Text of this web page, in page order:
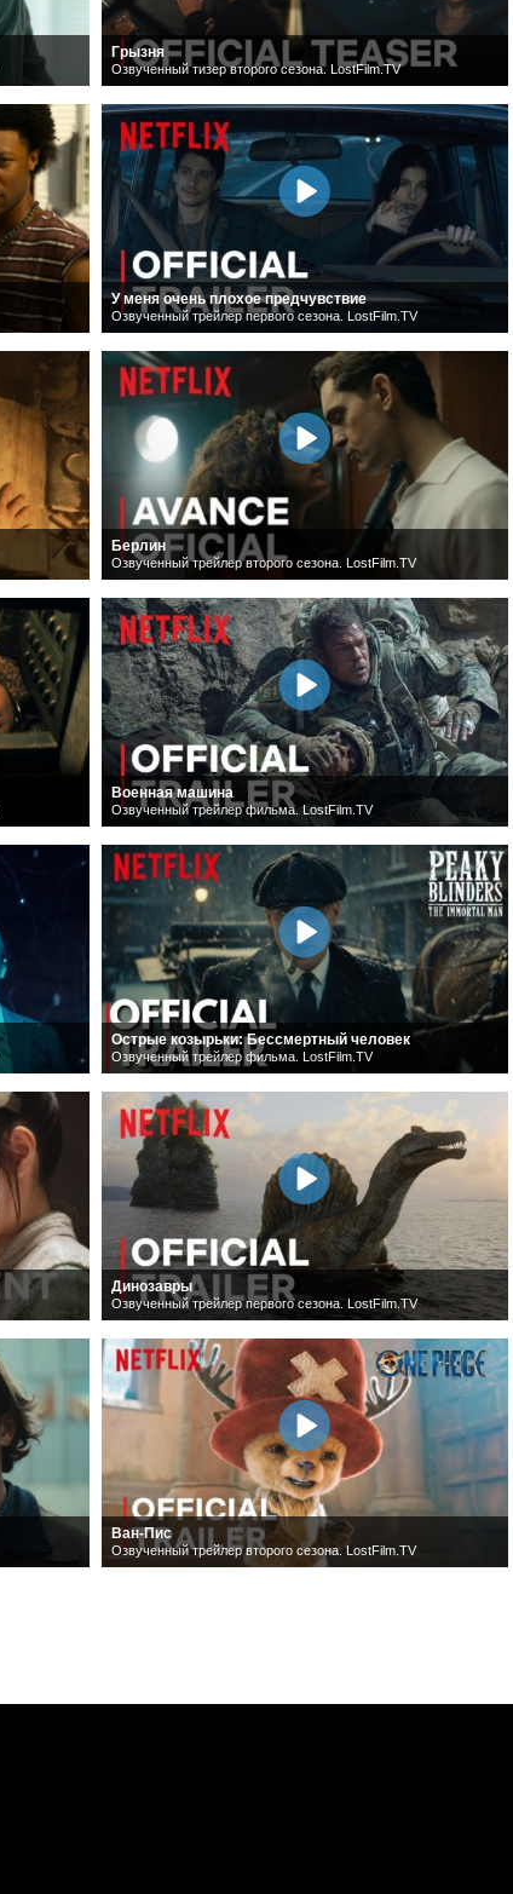
Грызня
Озвученный тизер второго сезона. LostFilm.TV
У меня очень плохое предчувствие
Озвученный трейлер первого сезона. LostFilm.TV
Берлин
Озвученный трейлер второго сезона. LostFilm.TV
Военная машина
Озвученный трейлер фильма. LostFilm.TV
Острые козырьки: Бессмертный человек
Озвученный трейлер фильма. LostFilm.TV
Динозавры
Озвученный трейлер первого сезона. LostFilm.TV
Ван-Пис
Озвученный трейлер второго сезона. LostFilm.TV